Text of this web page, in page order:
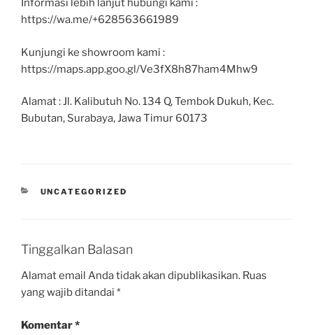
Informasi lebih lanjut hubungi kami :
https://wa.me/+628563661989
Kunjungi ke showroom kami :
https://maps.app.goo.gl/Ve3fX8h87ham4Mhw9
Alamat : Jl. Kalibutuh No. 134 Q, Tembok Dukuh, Kec.
Bubutan, Surabaya, Jawa Timur 60173
UNCATEGORIZED
Tinggalkan Balasan
Alamat email Anda tidak akan dipublikasikan. Ruas
yang wajib ditandai *
Komentar*